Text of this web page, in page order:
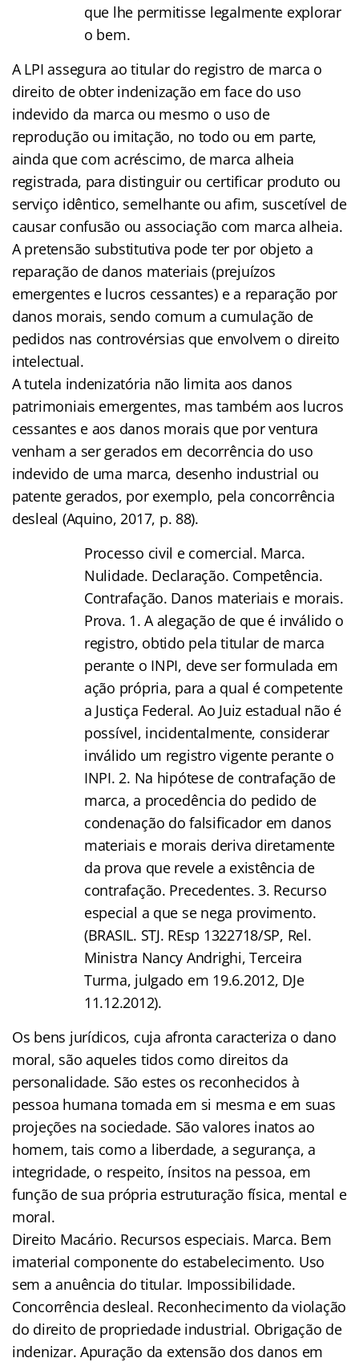
que lhe permitisse legalmente explorar
o bem.
A LPI assegura ao titular do registro de marca o
direito de obter indenização em face do uso
indevido da marca ou mesmo o uso de
reprodução ou imitação, no todo ou em parte,
ainda que com acréscimo, de marca alheia
registrada, para distinguir ou certificar produto ou
serviço idêntico, semelhante ou afim, suscetível de
causar confusão ou associação com marca alheia.
A pretensão substitutiva pode ter por objeto a
reparação de danos materiais (prejuízos
emergentes e lucros cessantes) e a reparação por
danos morais, sendo comum a cumulação de
pedidos nas controvérsias que envolvem o direito
intelectual.
A tutela indenizatória não limita aos danos
patrimoniais emergentes, mas também aos lucros
cessantes e aos danos morais que por ventura
venham a ser gerados em decorrência do uso
indevido de uma marca, desenho industrial ou
patente gerados, por exemplo, pela concorrência
desleal (Aquino, 2017, p. 88).
Processo civil e comercial. Marca.
Nulidade. Declaração. Competência.
Contrafação. Danos materiais e morais.
Prova. 1. A alegação de que é inválido o
registro, obtido pela titular de marca
perante o INPI, deve ser formulada em
ação própria, para a qual é competente
a Justiça Federal. Ao Juiz estadual não é
possível, incidentalmente, considerar
inválido um registro vigente perante o
INPI. 2. Na hipótese de contrafação de
marca, a procedência do pedido de
condenação do falsificador em danos
materiais e morais deriva diretamente
da prova que revele a existência de
contrafação. Precedentes. 3. Recurso
especial a que se nega provimento.
(BRASIL. STJ. REsp 1322718/SP, Rel.
Ministra Nancy Andrighi, Terceira
Turma, julgado em 19.6.2012, DJe
11.12.2012).
Os bens jurídicos, cuja afronta caracteriza o dano
moral, são aqueles tidos como direitos da
personalidade. São estes os reconhecidos à
pessoa humana tomada em si mesma e em suas
projeções na sociedade. São valores inatos ao
homem, tais como a liberdade, a segurança, a
integridade, o respeito, ínsitos na pessoa, em
função de sua própria estruturação física, mental e
moral.
Direito Macário. Recursos especiais. Marca. Bem
imaterial componente do estabelecimento. Uso
sem a anuência do titular. Impossibilidade.
Concorrência desleal. Reconhecimento da violação
do direito de propriedade industrial. Obrigação de
indenizar. Apuração da extensão dos danos em